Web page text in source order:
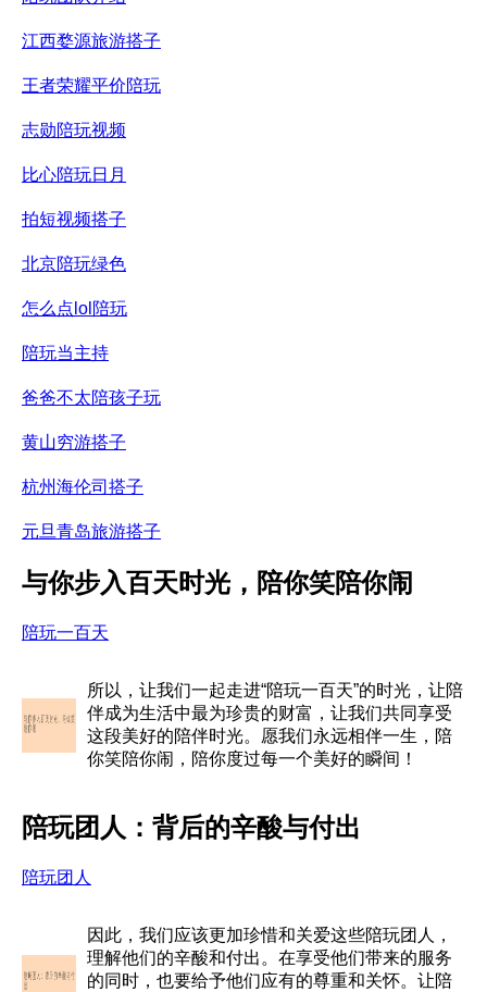
江西婺源旅游搭子
王者荣耀平价陪玩
志勋陪玩视频
比心陪玩日月
拍短视频搭子
北京陪玩绿色
怎么点lol陪玩
陪玩当主持
爸爸不太陪孩子玩
黄山穷游搭子
杭州海伦司搭子
元旦青岛旅游搭子
与你步入百天时光，陪你笑陪你闹
陪玩一百天
所以，让我们一起走进“陪玩一百天”的时光，让陪
伴成为生活中最为珍贵的财富，让我们共同享受
这段美好的陪伴时光。愿我们永远相伴一生，陪
你笑陪你闹，陪你度过每一个美好的瞬间！
陪玩团人：背后的辛酸与付出
陪玩团人
因此，我们应该更加珍惜和关爱这些陪玩团人，
理解他们的辛酸和付出。在享受他们带来的服务
的同时，也要给予他们应有的尊重和关怀。让陪